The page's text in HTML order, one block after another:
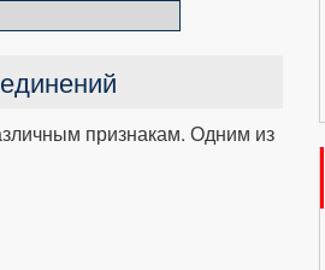
признакам. Одним из